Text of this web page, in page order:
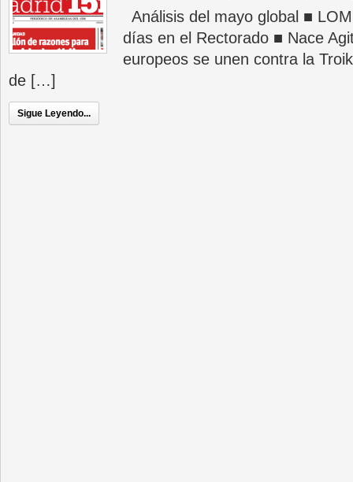
Análisis del mayo global ■
días en el Rectorado ■ Nace
europeos se unen contra la
de […]
Sigue Leyendo...